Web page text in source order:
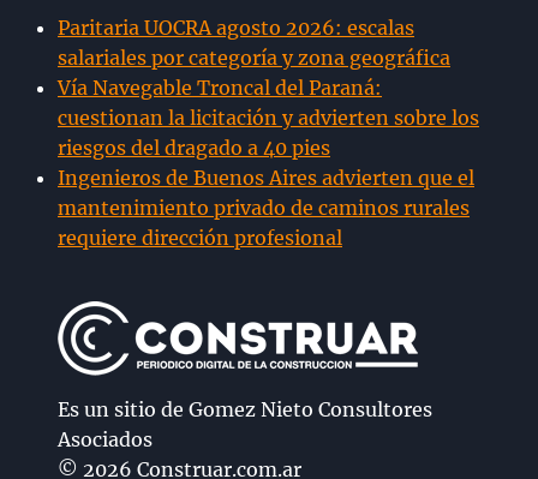
Paritaria UOCRA agosto 2026: escalas
salariales por categoría y zona geográfica
Vía Navegable Troncal del Paraná:
cuestionan la licitación y advierten sobre los
riesgos del dragado a 40 pies
Ingenieros de Buenos Aires advierten que el
mantenimiento privado de caminos rurales
requiere dirección profesional
Es un sitio de Gomez Nieto Consultores
Asociados
© 2026 Construar.com.ar